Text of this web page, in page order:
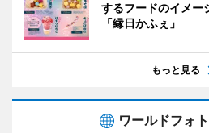
するフードのイメー
「縁日かふぇ」
もっと見る
ワールドフォ